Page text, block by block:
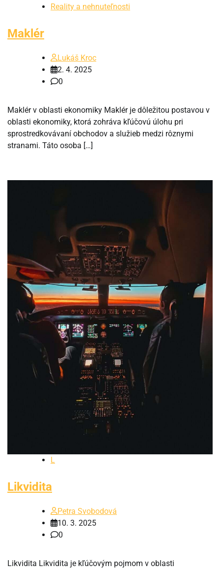
Reality a nehnuteľnosti
Maklér
Lukáš Kroc
2. 4. 2025
0
Maklér v oblasti ekonomiky Maklér je dôležitou postavou v
oblasti ekonomiky, ktorá zohráva kľúčovú úlohu pri
sprostredkovávaní obchodov a služieb medzi rôznymi
stranami. Táto osoba […]
L
Likvidita
Petra Svobodová
10. 3. 2025
0
Likvidita Likvidita je kľúčovým pojmom v oblasti